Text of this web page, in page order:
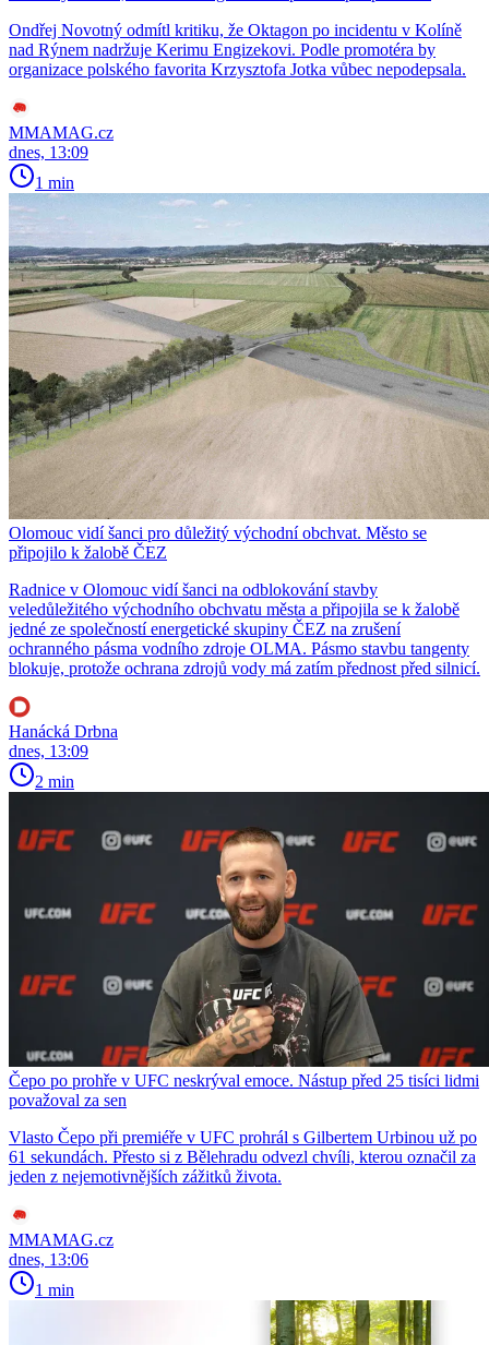
Ondřej Novotný odmítl kritiku, že Oktagon po incidentu v Kolíně
nad Rýnem nadržuje Kerimu Engizekovi. Podle promotéra by
organizace polského favorita Krzysztofa Jotka vůbec nepodepsala.
MMAMAG.cz
dnes, 13:09
1 min
Olomouc vidí šanci pro důležitý východní obchvat. Město se
připojilo k žalobě ČEZ
Radnice v Olomouc vidí šanci na odblokování stavby
veledůležitého východního obchvatu města a připojila se k žalobě
jedné ze společností energetické skupiny ČEZ na zrušení
ochranného pásma vodního zdroje OLMA. Pásmo stavbu tangenty
blokuje, protože ochrana zdrojů vody má zatím přednost před silnicí.
Hanácká Drbna
dnes, 13:09
2 min
Čepo po prohře v UFC neskrýval emoce. Nástup před 25 tisíci lidmi
považoval za sen
Vlasto Čepo při premiéře v UFC prohrál s Gilbertem Urbinou už po
61 sekundách. Přesto si z Bělehradu odvezl chvíli, kterou označil za
jeden z nejemotivnějších zážitků života.
MMAMAG.cz
dnes, 13:06
1 min